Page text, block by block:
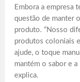
Embora a empresa
questão de manter
produto. “Nosso
produtos coloniais
ajude, o toque
mantém o sabor e
explica.